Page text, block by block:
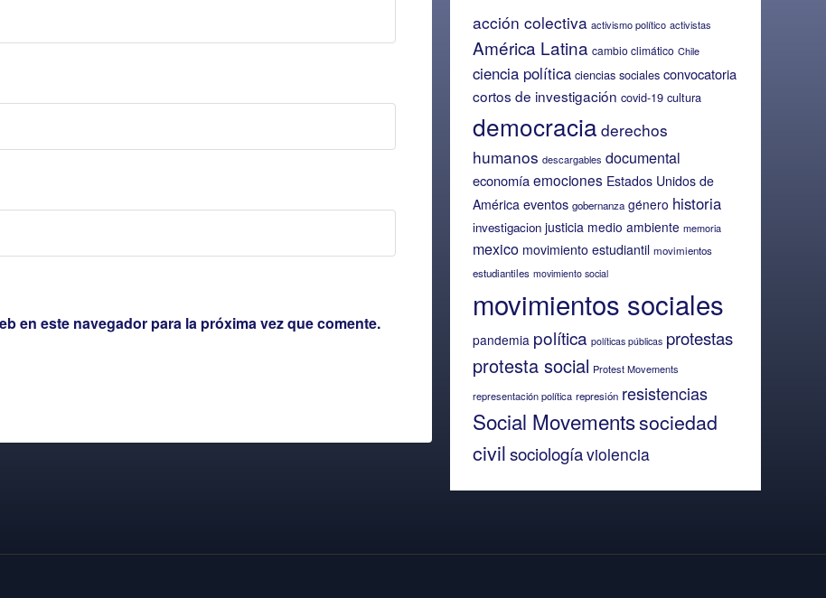
en este navegador para la próxima vez que comente.
acción colectiva activismo político activistas
América Latina cambio climático Chile
ciencia política ciencias sociales convocatoria
cortos de investigación covid-19 cultura
democracia derechos
humanos descargables documental
economía emociones Estados Unidos de
América eventos gobernanza género historia
investigacion justicia medio ambiente memoria
mexico movimiento estudiantil movimientos
estudiantiles movimiento social
movimientos sociales
pandemia política políticas públicas protestas
protesta social Protest Movements
representación política represión resistencias
Social Movementssociedad
civilsociologíaviolencia